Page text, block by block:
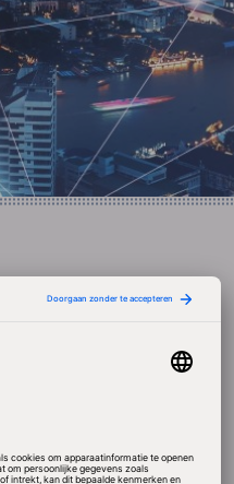
standaarden, zo is
en
straks ook
worden